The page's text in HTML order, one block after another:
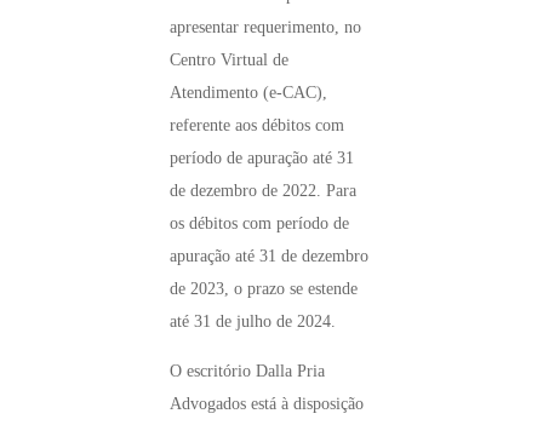
apresentar requerimento, no
Centro Virtual de
Atendimento (e-CAC),
referente aos débitos com
período de apuração até 31
de dezembro de 2022. Para
os débitos com período de
apuração até 31 de dezembro
de 2023, o prazo se estende
até 31 de julho de 2024.
O escritório Dalla Pria
Advogados está à disposição